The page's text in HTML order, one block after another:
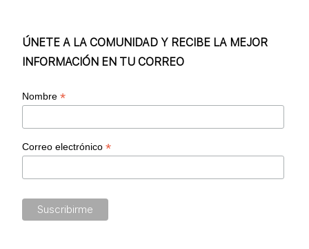
ÚNETE A LA COMUNIDAD Y RECIBE LA MEJOR
INFORMACIÓN EN TU CORREO
Nombre*
Correo electrónico*